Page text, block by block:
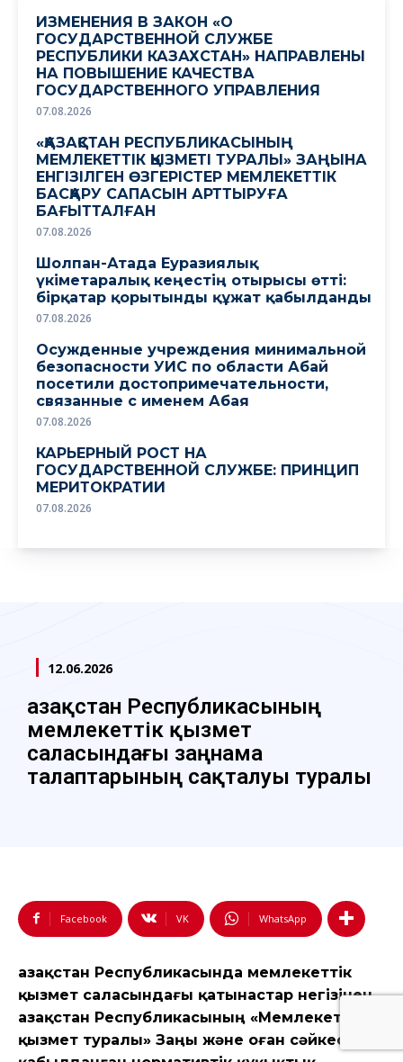
ИЗМЕНЕНИЯ В ЗАКОН «О
ГОСУДАРСТВЕННОЙ СЛУЖБЕ
РЕСПУБЛИКИ КАЗАХСТАН» НАПРАВЛЕНЫ
НА ПОВЫШЕНИЕ КАЧЕСТВА
ГОСУДАРСТВЕННОГО УПРАВЛЕНИЯ
07.08.2026
«ҚАЗАҚСТАН РЕСПУБЛИКАСЫНЫҢ
МЕМЛЕКЕТТІК ҚЫЗМЕТІ ТУРАЛЫ» ЗАҢЫНА
ЕНГІЗІЛГЕН ӨЗГЕРІСТЕР МЕМЛЕКЕТТІК
БАСҚАРУ САПАСЫН АРТТЫРУҒА
БАҒЫТТАЛҒАН
07.08.2026
Шолпан-Атада Еуразиялық
үкіметаралық кеңестің отырысы өтті:
бірқатар қорытынды құжат қабылданды
07.08.2026
Осужденные учреждения минимальной
безопасности УИС по области Абай
посетили достопримечательности,
связанные с именем Абая
07.08.2026
КАРЬЕРНЫЙ РОСТ НА
ГОСУДАРСТВЕННОЙ СЛУЖБЕ: ПРИНЦИП
МЕРИТОКРАТИИ
07.08.2026